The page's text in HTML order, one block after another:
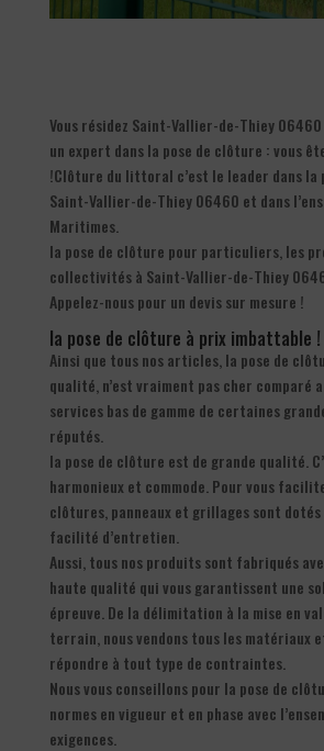
Vous résidez Saint-Vallier-de-Thiey
un expert dans la pose de clôture : vous
!Clôture du littoral c’est le leader dans la
Saint-Vallier-de-Thiey 06460 et dans
Maritimes.
la pose de clôture pour particuliers, les
collectivités à Saint-Vallier-de-Thiey
Appelez-nous pour un devis sur mesure !
la pose de clôture à prix imbattable !
Ainsi que tous nos articles, la pose de
qualité, n’est vraiment pas cher comparé
services bas de gamme de certaines
réputés.
la pose de clôture est de grande qualité.
harmonieux et commode. Pour vous
clôtures, panneaux et grillages sont dotés
facilité d’entretien.
Aussi, tous nos produits sont fabriqués
haute qualité qui vous garantissent une
épreuve. De la délimitation à la mise en
terrain, nous vendons tous les matériaux
répondre à tout type de contraintes.
Nous vous conseillons pour la pose de
normes en vigueur et en phase avec
exigences.